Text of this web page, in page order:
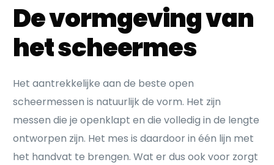
De vormgeving van
het scheermes
Het aantrekkelijke aan de beste open
scheermessen is natuurlijk de vorm. Het zijn
messen die je openklapt en die volledig in de lengte
ontworpen zijn. Het mes is daardoor in één lijn met
het handvat te brengen. Wat er dus ook voor zorgt